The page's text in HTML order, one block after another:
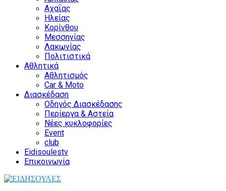
Αχαΐας
Ηλείας
Κορίνθου
Μεσσηνίας
Λακωνίας
Πολιτιστικά
Αθλητικά
Αθλητισμός
Car & Moto
Διασκέδαση
Οδηγός Διασκέδασης
Περίεργα & Αστεία
Νέες κυκλοφορίες
Event
club
Eidisoulestv
Επικοινωνία